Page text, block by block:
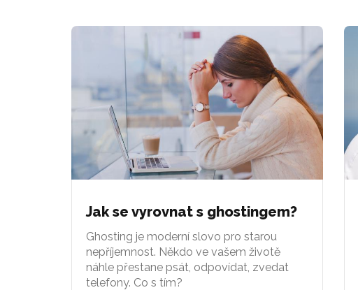
Jak se vyrovnat s ghostingem?
Ghosting je moderní slovo pro starou
nepříjemnost. Někdo ve vašem životě
náhle přestane psát, odpovídat, zvedat
telefony. Co s tím?